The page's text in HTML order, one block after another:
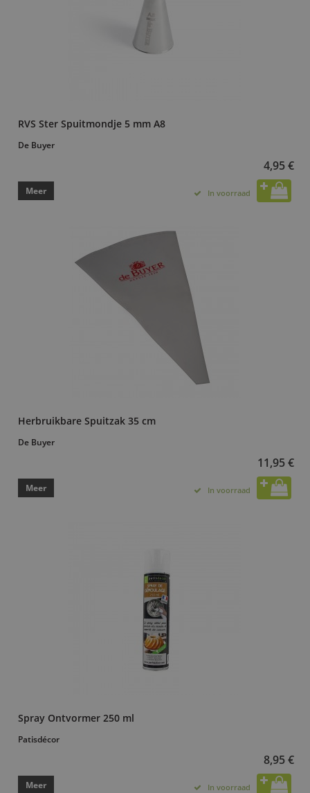
RVS Ster Spuitmondje 5 mm A8
De Buyer
4,95 €
Meer In voorraad
Herbruikbare Spuitzak 35 cm
De Buyer
11,95 €
Meer In voorraad
Spray Ontvormer 250 ml
Patisdécor
8,95 €
Meer In voorraad